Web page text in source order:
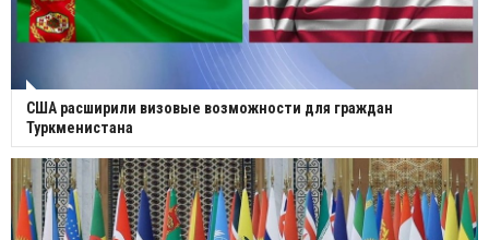
США расширили визовые возможности для граждан
Туркменистана